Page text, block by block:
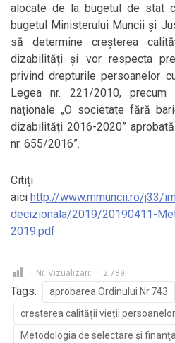
alocate de la bugetul de stat
bugetul Ministerului Muncii și
să determine creșterea
dizabilități și vor respecta
privind drepturile persoanelor
Legea nr. 221/2010,
naționale „O societate fără
dizabilități 2016-2020”
nr. 655/2016”.
Citiți
aici http://www.mmuncii.ro/j33/
decizionala/2019/20190411-
2019.pdf
Nr. Vizualizari: 2.789
Tags:
aprobarea Ordinului Nr.743
creșterea calității vieții
Metodologia de selectare şi